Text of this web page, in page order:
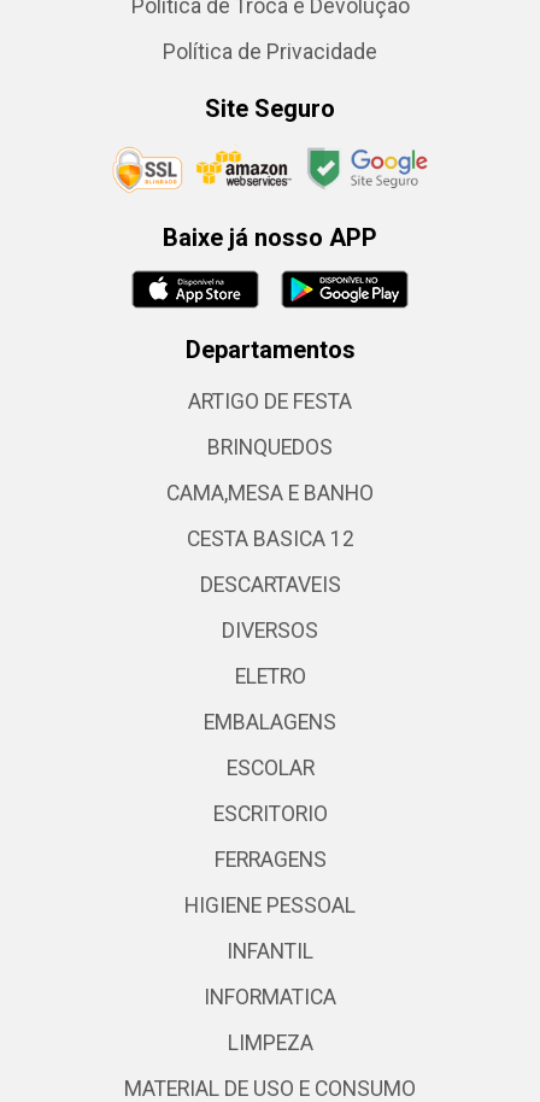
Política de Troca e Devolução
Política de Privacidade
Site Seguro
Baixe já nosso APP
Departamentos
ARTIGO DE FESTA
BRINQUEDOS
CAMA,MESA E BANHO
CESTA BASICA 12
DESCARTAVEIS
DIVERSOS
ELETRO
EMBALAGENS
ESCOLAR
ESCRITORIO
FERRAGENS
HIGIENE PESSOAL
INFANTIL
INFORMATICA
LIMPEZA
MATERIAL DE USO E CONSUMO